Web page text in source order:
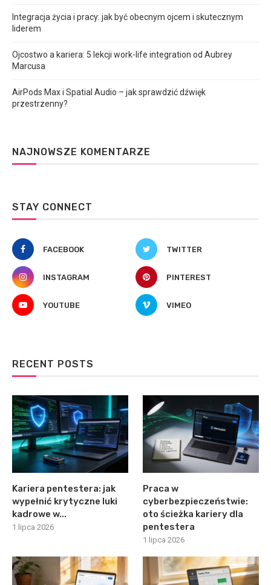
Integracja życia i pracy: jak być obecnym ojcem i skutecznym
liderem
Ojcostwo a kariera: 5 lekcji work-life integration od Aubrey
Marcusa
AirPods Max i Spatial Audio – jak sprawdzić dźwięk
przestrzenny?
NAJNOWSZE KOMENTARZE
STAY CONNECT
FACEBOOK TWITTER
INSTAGRAM PINTEREST
YOUTUBE VIMEO
RECENT POSTS
Kariera pentestera: jak
wypełnić krytyczne luki
kadrowe w...
1 lipca 2026
Praca w
cyberbezpieczeństwie:
oto ścieżka kariery dla
pentestera
1 lipca 2026